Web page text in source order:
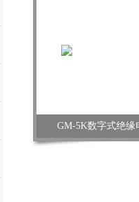
GM-5K数字式绝缘